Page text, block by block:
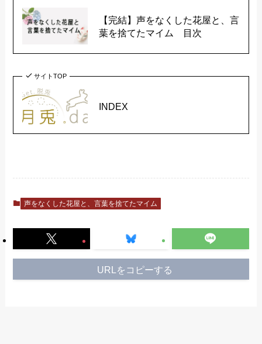
【完結】声をなくした花屋と、言
葉を捨てたマイム 目次
サイトTOP
INDEX
声をなくした花屋と、言葉を捨てたマイム
URLをコピーする